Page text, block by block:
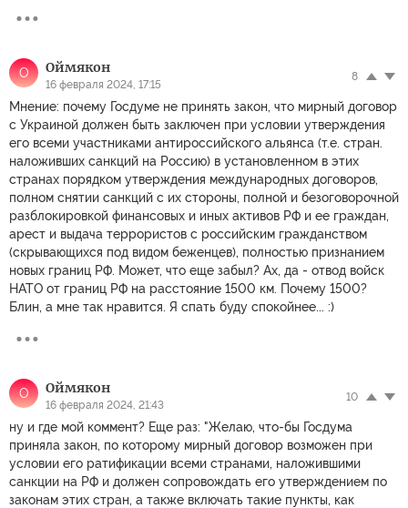
О Оймякон
16 февраля 2024, 17:15
8
Мнение: почему Госдуме не принять закон, что мирный договор
с Украиной должен быть заключен при условии утверждения
его всеми участниками антироссийского альянса (т.е. стран.
наложивших санкций на Россию) в установленном в этих
странах порядком утверждения международных договоров,
полном снятии санкций с их стороны, полной и безоговорочной
разблокировкой финансовых и иных активов РФ и ее граждан,
арест и выдача террористов с российским гражданством
(скрывающихся под видом беженцев), полностью признанием
новых границ РФ. Может, что еще забыл? Ах, да - отвод войск
НАТО от границ РФ на расстояние 1500 км. Почему 1500?
Блин, а мне так нравится. Я спать буду спокойнее... :)
О Оймякон
16 февраля 2024, 21:43
10
ну и где мой коммент? Еще раз: "Желаю, что-бы Госдума
приняла закон, по которому мирный договор возможен при
условии его ратификации всеми странами, наложившими
санкции на РФ и должен сопровождать его утверждением по
законам этих стран, а также включать такие пункты, как